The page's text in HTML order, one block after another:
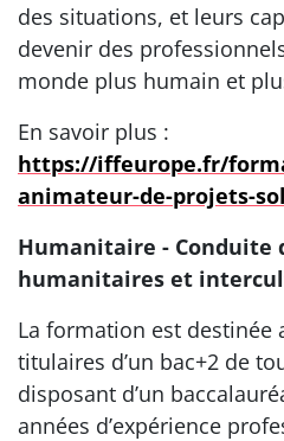
des situations, et leurs
devenir des
monde plus humain et
En savoir plus :
https://iffeurope.fr/
animateur-de-projets-
Humanitaire - Conduite
humanitaires et
La formation est destinée
titulaires d’un bac+2 de
disposant d’un
années d’expérience